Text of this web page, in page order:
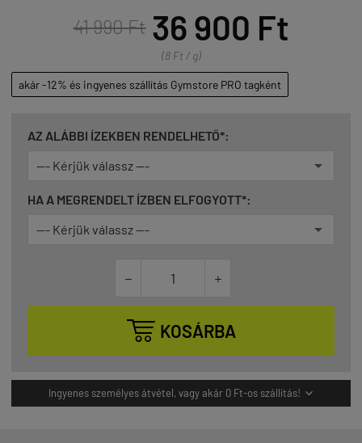
41 990 Ft 36 900 Ft
(8 Ft / g)
akár -12% és ingyenes szállítás Gymstore PRO tagként
AZ ALÁBBI ÍZEKBEN RENDELHETŐ*:
HA A MEGRENDELT ÍZBEN ELFOGYOTT*:
 
 KOSÁRBA
Ingyenes személyes átvétel, vagy akár 0 Ft-os szállítás! 